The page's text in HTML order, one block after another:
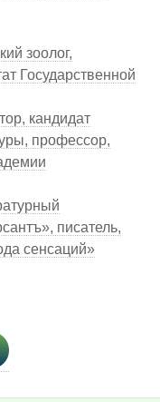
зоолог,
Государственной
кандидат
профессор,
писатель,
сенсаций»